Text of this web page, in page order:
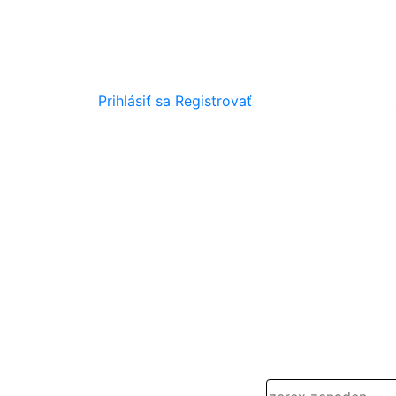
Prihlásiť sa Registrovať